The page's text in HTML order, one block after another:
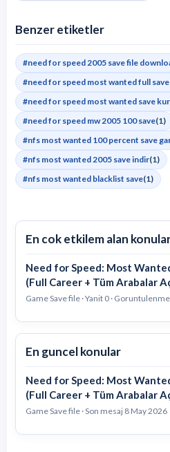
Benzer etiketler
#need for speed 2005 save file
#need for speed most wanted full
#need for speed most wanted save
#need for speed mw 2005 100 save(1)
#nfs most wanted 100 percent save
#nfs most wanted 2005 save indir(1)
#nfs most wanted blacklist save(1)
En cok etkilem alan
Need for Speed: Most
(Full Career + Tüm Arabalar
Game Save file · Yanit 0 ·
En guncel konular
Need for Speed: Most
(Full Career + Tüm Arabalar
Game Save file · Son mesaj 8 May 2026